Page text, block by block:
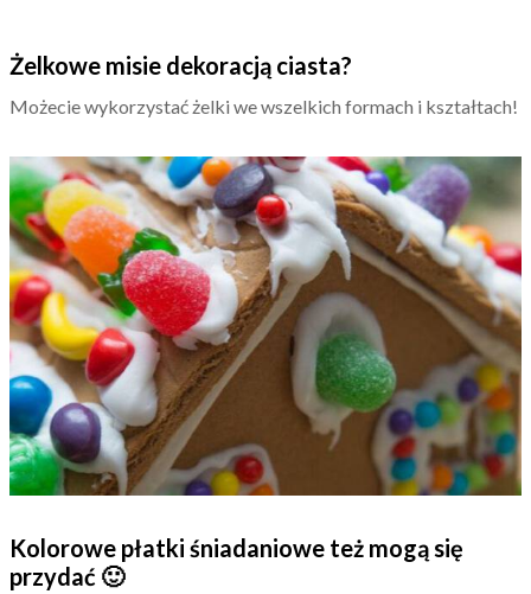
Żelkowe misie dekoracją ciasta?
Możecie wykorzystać żelki we wszelkich formach i kształtach!
Kolorowe płatki śniadaniowe też mogą się
przydać 🙂